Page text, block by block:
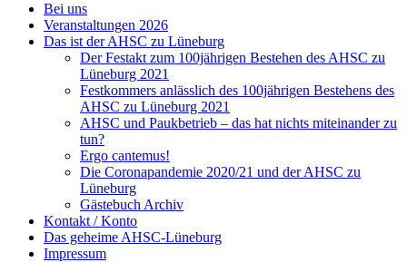
Bei uns
Veranstaltungen 2026
Das ist der AHSC zu Lüneburg
Der Festakt zum 100jährigen Bestehen des AHSC zu
Lüneburg 2021
Festkommers anlässlich des 100jährigen Bestehens des
AHSC zu Lüneburg 2021
AHSC und Paukbetrieb – das hat nichts miteinander zu
tun?
Ergo cantemus!
Die Coronapandemie 2020/21 und der AHSC zu
Lüneburg
Gästebuch Archiv
Kontakt / Konto
Das geheime AHSC-Lüneburg
Impressum